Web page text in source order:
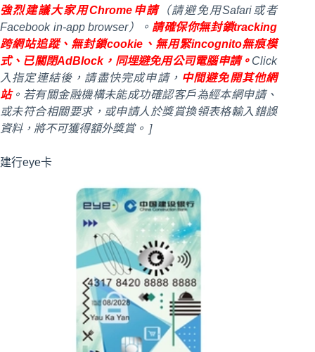
強烈建議大家用Chrome申請（請避免用Safari或者
Facebook in-app browser）。 請確保你無封鎖tracking
跨網站追蹤、無封鎖cookie、無用緊incognito無痕模
式、已關閉AdBlock，同埋避免用公司電腦申請。 Click
入指定連結後，請盡快完成申請， 中間避免開其他網
站。若有關金融機構未能成功確認客戶為經本網申請、
或未符合相關要求，或申請人於獎賞換領表格輸入錯誤
資料，將不可獲得額外獎賞。 ]
建行eye卡